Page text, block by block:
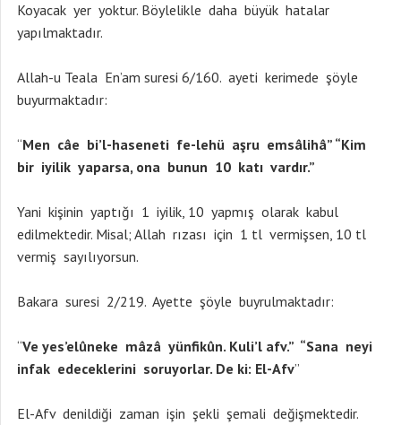
Koyacak yer yoktur. Böylelikle daha büyük hatalar
yapılmaktadır.
Allah-u Teala En’am suresi 6/160. ayeti kerimede şöyle
buyurmaktadır:
“Men câe bi’l-haseneti fe-lehü aşru emsâlihâ” “Kim
bir iyilik yaparsa, ona bunun 10 katı vardır.”
Yani kişinin yaptığı 1 iyilik, 10 yapmış olarak kabul
edilmektedir. Misal; Allah rızası için 1 tl vermişsen, 10 tl
vermiş sayılıyorsun.
Bakara suresi 2/219. Ayette şöyle buyrulmaktadır:
“Ve yes’elûneke mâzâ yünfikûn. Kuli’l afv.” “Sana neyi
infak edeceklerini soruyorlar. De ki: El-Afv”
El-Afv denildiği zaman işin şekli şemali değişmektedir.